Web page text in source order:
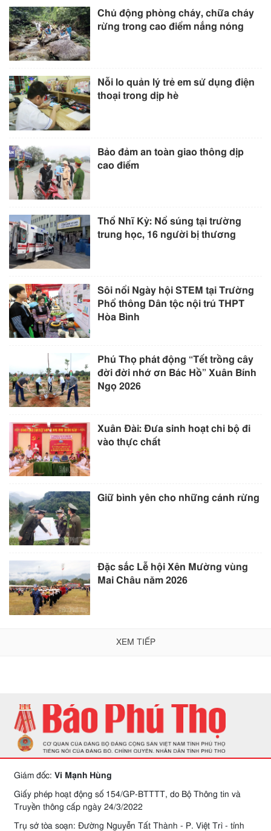
Chủ động phòng cháy, chữa cháy
rừng trong cao điểm nắng nóng
Nỗi lo quản lý trẻ em sử dụng điện
thoại trong dịp hè
Bảo đảm an toàn giao thông dịp
cao điểm
Thổ Nhĩ Kỳ: Nổ súng tại trường
trung học, 16 người bị thương
Sôi nổi Ngày hội STEM tại Trường
Phổ thông Dân tộc nội trú THPT
Hòa Bình
Phú Thọ phát động “Tết trồng cây
đời đời nhớ ơn Bác Hồ” Xuân Bính
Ngọ 2026
Xuân Đài: Đưa sinh hoạt chi bộ đi
vào thực chất
Giữ bình yên cho những cánh rừng
Đặc sắc Lễ hội Xên Mường vùng
Mai Châu năm 2026
XEM TIẾP
Giám đốc: Vi Mạnh Hùng
Giấy phép hoạt động số 154/GP-BTTTT, do Bộ Thông tin và
Truyền thông cấp ngày 24/3/2022
Trụ sở tòa soạn: Đường Nguyễn Tất Thành - P. Việt Trì - tỉnh